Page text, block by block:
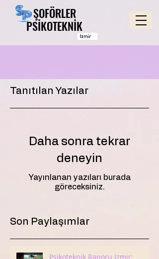
ŞOFÖRLER
PSIKOTEKNIK
ŞOFÖRLER
PSIKOTEKNIK
Tanıtılan Yazılar
Daha sonra tekrar
deneyin
Yayınlanan yazıları burada
göreceksiniz.
Son Paylaşımlar
Psikoteknik Raporu İzmir: